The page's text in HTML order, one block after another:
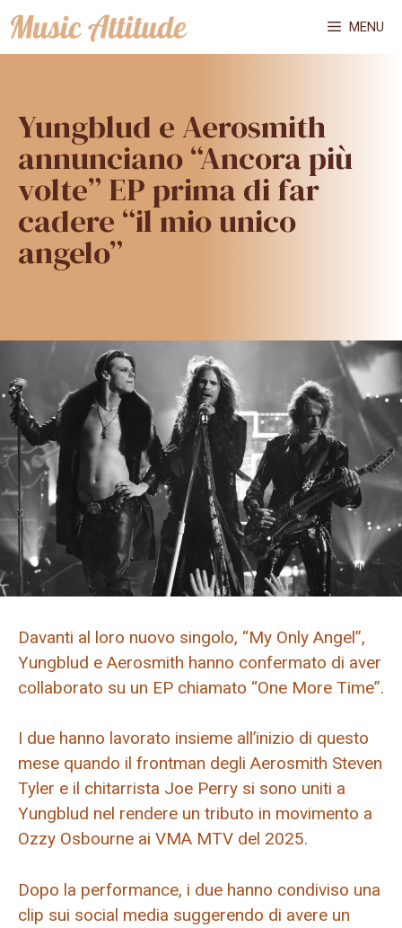
Vai
al
MENU
Yungblud e Aerosmith
annunciano “Ancora più
volte” EP prima di far
cadere “il mio unico
angelo”
Davanti al loro nuovo singolo, “My Only Angel”,
Yungblud e Aerosmith hanno confermato di aver
collaborato su un EP chiamato “One More Time”.
I due hanno lavorato insieme all’inizio di questo
mese quando il frontman degli Aerosmith Steven
Tyler e il chitarrista Joe Perry si sono uniti a
Yungblud nel rendere un tributo in movimento a
Ozzy Osbourne ai VMA MTV del 2025.
Dopo la performance, i due hanno condiviso una
clip sui social media suggerendo di avere un